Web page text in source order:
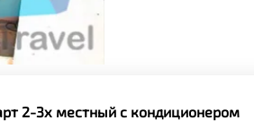
2-3х местный с кондиционером